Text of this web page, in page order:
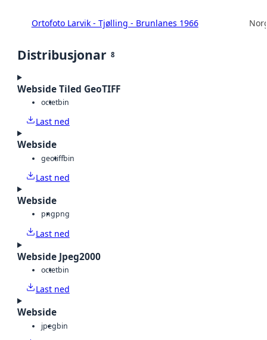
Ortofoto Larvik - Tjølling - Brunlanes 1966
Distribusjonar 8
Webside Tiled GeoTIFF
octetbin
Last ned
Webside
geotiffbin
Last ned
Webside
pngpng
Last ned
Webside Jpeg2000
octetbin
Last ned
Webside
jpegbin